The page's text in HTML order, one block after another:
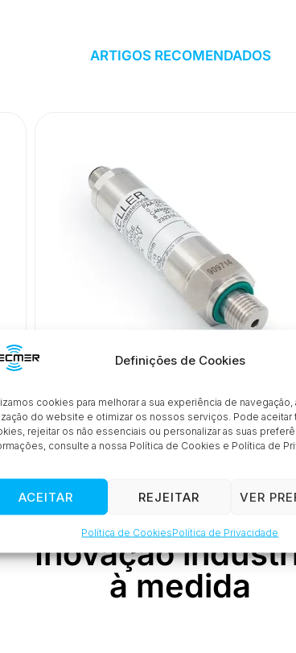
Definições de Cookies
cookies para melhorar a sua experiência de navegação,
do website e otimizar os nossos serviços. Pode aceitar
rejeitar os não essenciais ou personalizar as suas
consulte a nossa Política de Cookies e Política de
ACEITAR REJEITAR VER
Política de CookiesPolítica de Privacidade
ARTIGOS RECOMENDADOS
Série 23SXc
PRODUTOS
Inovação
à medida